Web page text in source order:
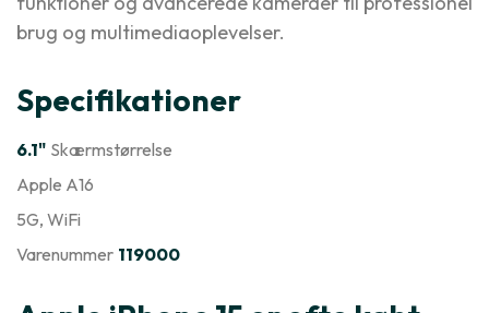
brug og multimediaoplevelser.
Specifikationer
6.1" Skærmstørrelse
Apple A16
5G, WiFi
Varenummer 119000